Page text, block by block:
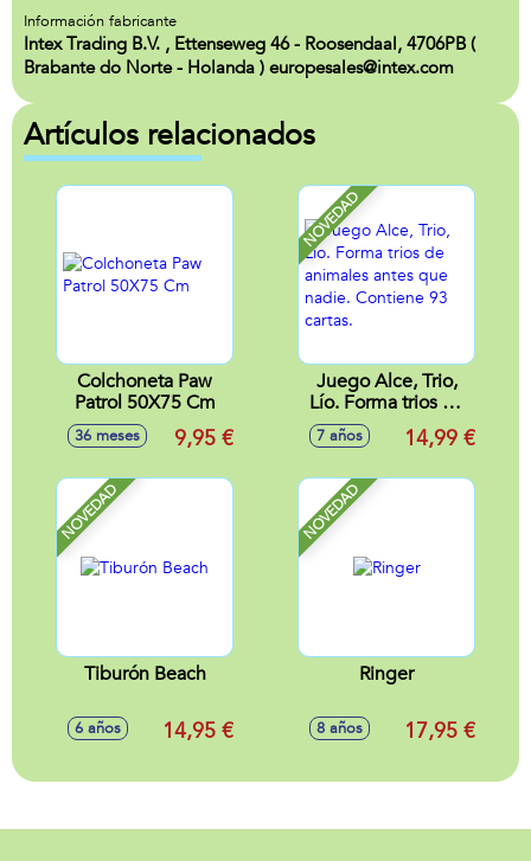
Información fabricante
Intex Trading B.V. , Ettenseweg 46 - Roosendaal, 4706PB (
Brabante do Norte - Holanda ) europesales@intex.com
Artículos relacionados
Colchoneta Paw
Patrol 50X75 Cm
36 meses 9,95 €
NOVEDAD
Juego Alce, Trio,
Lío. Forma trios de
animales antes que
nadie. Contiene 93
7 años 14,99 €
NOVEDAD
Tiburón Beach
6 años 14,95 €
NOVEDAD
Ringer
8 años 17,95 €